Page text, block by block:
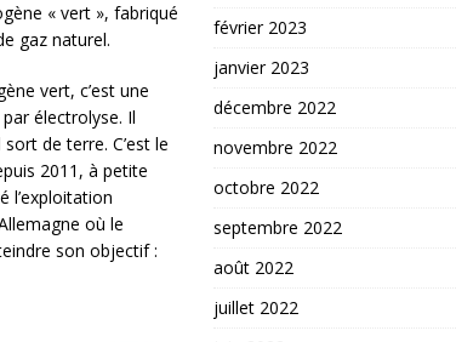
« vert », fabriqué
gaz naturel.
vert, c’est une
électrolyse. Il
de terre. C’est le
2011, à petite
l’exploitation
où le
son objectif :
février 2023
janvier 2023
décembre 2022
novembre 2022
octobre 2022
septembre 2022
août 2022
juillet 2022